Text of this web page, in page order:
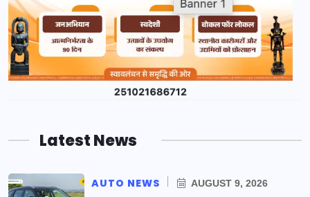
Latest News
AUTO NEWS AUGUST 9, 2026